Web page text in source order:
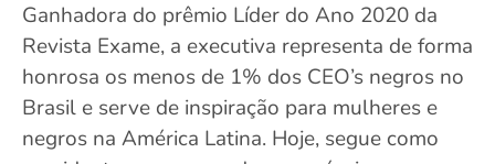
Ganhadora do prêmio Líder do Ano 2020 da
Revista Exame, a executiva representa de forma
honrosa os menos de 1% dos CEO’s negros no
Brasil e serve de inspiração para mulheres e
negros na América Latina. Hoje, segue como